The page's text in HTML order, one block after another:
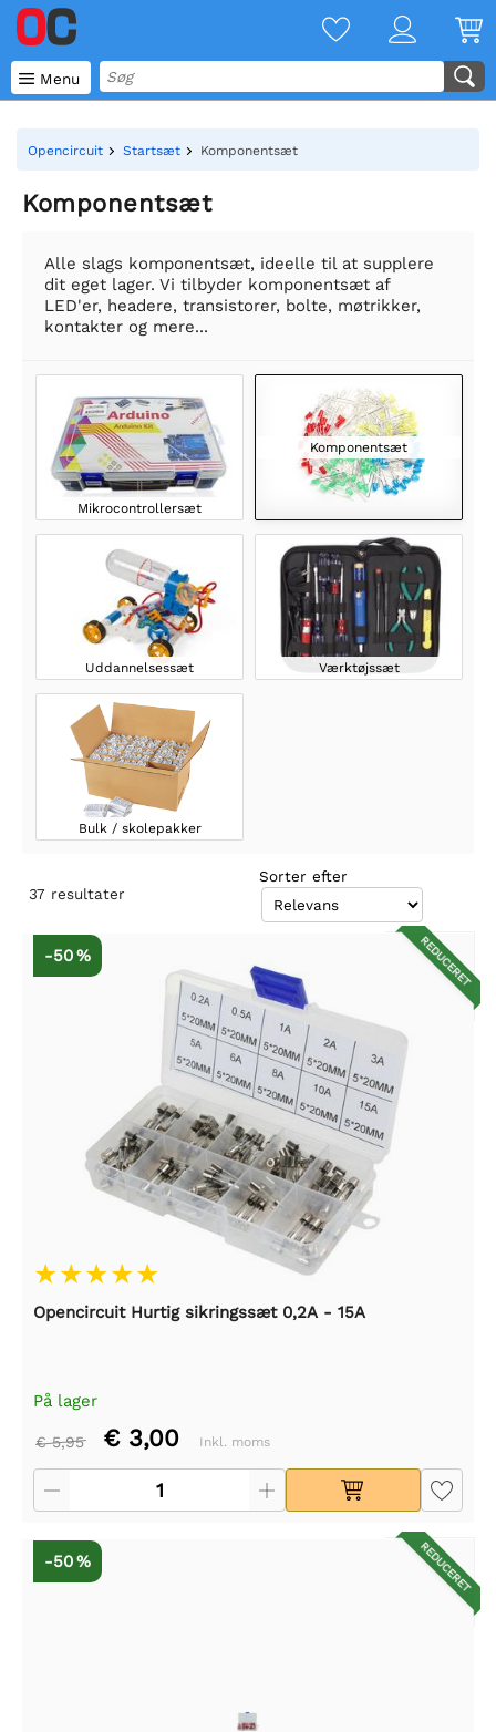
 Menu
Opencircuit Startsæt Komponentsæt
Komponentsæt
Alle slags komponentsæt, ideelle til at supplere
dit eget lager. Vi tilbyder komponentsæt af
LED'er, headere, transistorer, bolte, møtrikker,
kontakter og mere...
Mikrocontrollersæt
Komponentsæt
Uddannelsessæt Værktøjssæt
Bulk / skolepakker
37 resultater
Sorter efter
REDUCERET
-50 %
Opencircuit Hurtig sikringssæt 0,2A - 15A
På lager
€ 5,95 € 3,00 Inkl. moms
REDUCERET
-50 %